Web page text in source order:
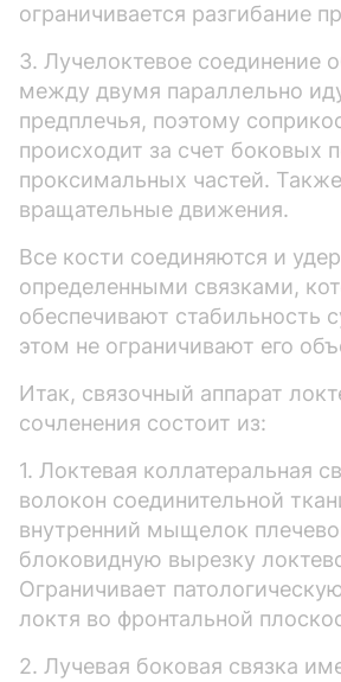
ограничивается разгибание
3. Лучелоктевое соединение
между двумя параллельно
предплечья, поэтому
происходит за счет боковых
проксимальных частей.
вращательные движения.
Все кости соединяются и
определенными связками,
обеспечивают стабильность
этом не ограничивают его
Итак, связочный аппарат
сочленения состоит из:
1. Локтевая коллатеральная
волокон соединительной
внутренний мыщелок
блоковидную вырезку
Ограничивает
локтя во фронтальной
2. Лучевая боковая связка